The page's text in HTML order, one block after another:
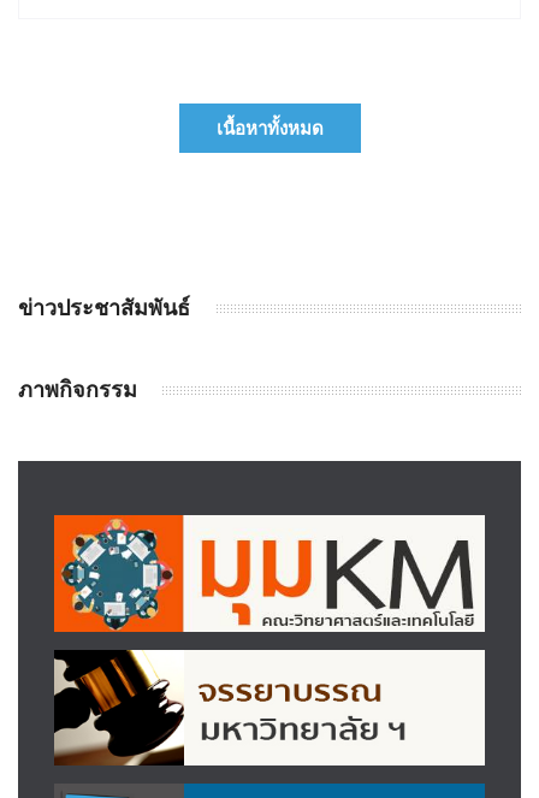
เนื้อหาทั้งหมด
ข่าวประชาสัมพันธ์
ภาพกิจกรรม